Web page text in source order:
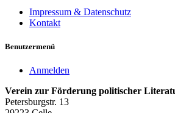
Impressum & Datenschutz
Kontakt
Benutzermenü
Anmelden
Verein zur Förderung politischer
Petersburgstr. 13